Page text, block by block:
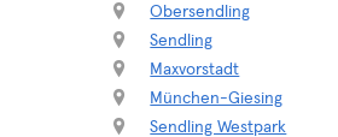
Obersendling
Sendling
Maxvorstadt
München-Giesing
Sendling Westpark